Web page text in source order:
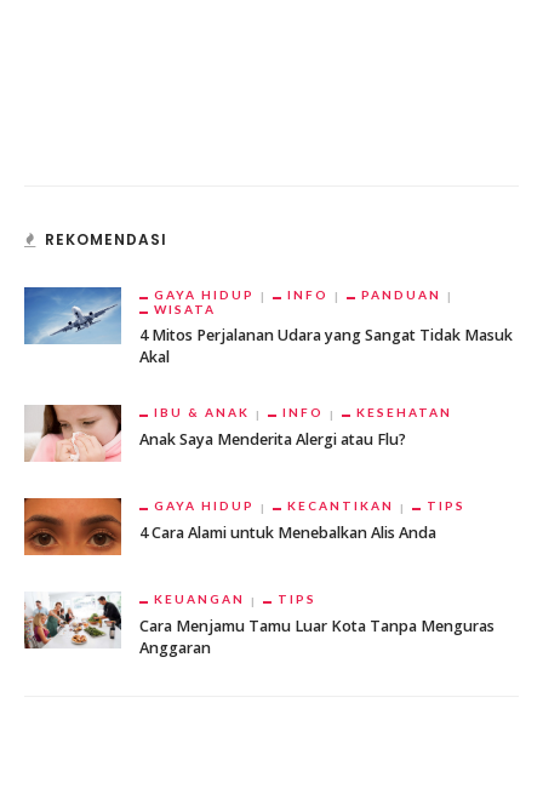
REKOMENDASI
GAYA HIDUP INFO
PANDUAN
WISATA
4 Mitos Perjalanan Udara yang Sangat Tidak Masuk
Akal
IBU & ANAK INFO KESEHATAN
Anak Saya Menderita Alergi atau Flu?
GAYA HIDUP KECANTIKAN TIPS
4 Cara Alami untuk Menebalkan Alis Anda
KEUANGAN TIPS
Cara Menjamu Tamu Luar Kota Tanpa Menguras
Anggaran